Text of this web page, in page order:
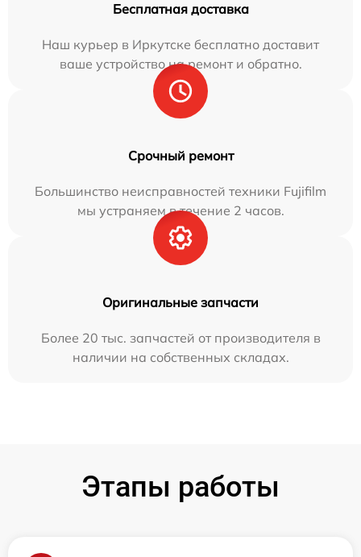
Бесплатная доставка
Наш курьер в Иркутске бесплатно доставит
ваше устройство на ремонт и обратно.
Срочный ремонт
Большинство неисправностей техники Fujifilm
мы устраняем в течение 2 часов.
Оригинальные запчасти
Более 20 тыс. запчастей от производителя в
наличии на собственных складах.
Этапы работы